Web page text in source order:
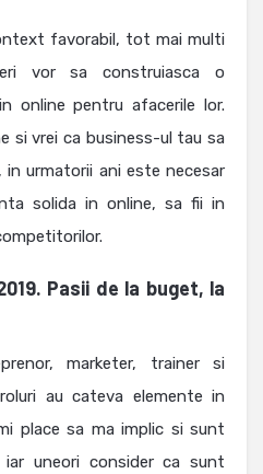
favorabil, tot mai multi
vor sa construiasca o
online pentru afacerile lor.
si vrei ca business-ul tau sa
urmatorii ani este necesar
solida in online, sa fii in
. Pasii de la buget, la
marketer, trainer si
au cateva elemente in
place sa ma implic si sunt
uneori consider ca sunt